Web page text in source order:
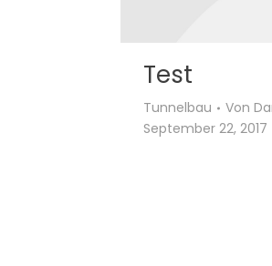
Test
Tunnelbau Von
September 22, 2017